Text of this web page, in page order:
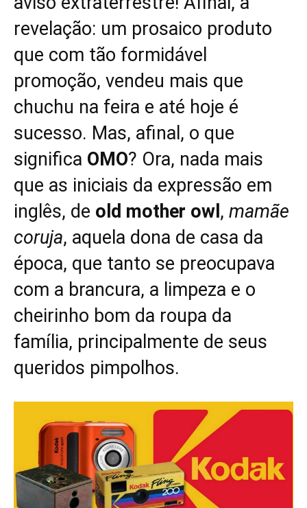
revelação: um prosaico produto
que com tão formidável
promoção, vendeu mais que
chuchu na feira e até hoje é
sucesso. Mas, afinal, o que
significa OMO? Ora, nada mais
que as iniciais da expressão em
inglês, de old mother owl , mamãe
coruja, aquela dona de casa da
época, que tanto se preocupava
com a brancura, a limpeza e o
cheirinho bom da roupa da
família, principalmente de seus
queridos pimpolhos.